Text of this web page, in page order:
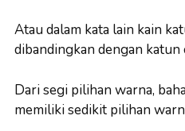
Atau dalam kata lain kain
dibandingkan dengan katun
Dari segi pilihan warna,
memiliki sedikit pilihan